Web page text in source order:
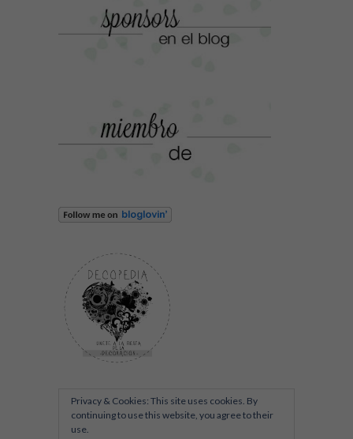
Privacy & Cookies: This site uses cookies. By
continuing to use this website, you agree to their
use.